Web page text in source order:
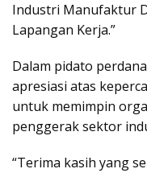
Industri Manufaktur
Lapangan Kerja.”
Dalam pidato
apresiasi atas
untuk memimpin
penggerak sektor
“Terima kasih yang